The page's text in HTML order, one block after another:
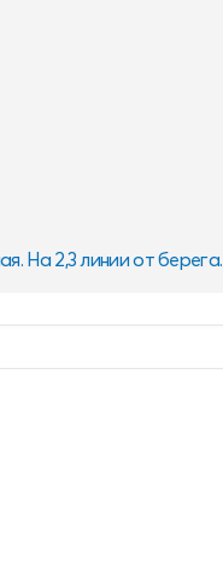
На 2,3 линии от берега.